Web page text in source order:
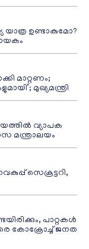
ഉണ്ടാകുമോ?
മാറ്റണം;
മുഖ്യമന്ത്രി
വ്യാപക
മന്ത്രാലയം
സെക്രട്ടറി,
പാറ്റകൾ
കോക്രോച്ച് ജനത